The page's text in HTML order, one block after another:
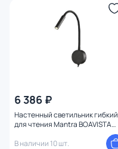
6 386 ₽
Настенный светильник гибкий
для чтения Mantra BOAVISTA
В наличии 10 шт.